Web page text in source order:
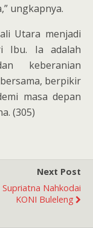
ungkapnya.
Utara menjadi
Ibu. Ia adalah
keberanian
berpikir
masa depan
(305)
Next Post
Supriatna Nahkodai
KONI Buleleng